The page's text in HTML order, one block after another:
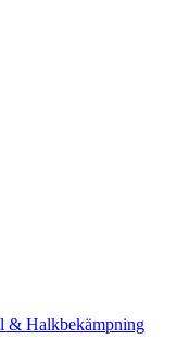
& Halkbekämpning